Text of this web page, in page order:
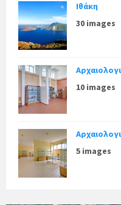
Ιθάκη
30 images
10 images
5 images